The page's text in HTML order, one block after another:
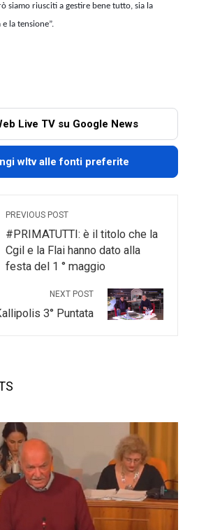
siamo riusciti a gestire bene tutto, sia la
e la tensione”.
Live TV su Google News
wltv alle fonti preferite
PREVIOUS POST
#PRIMATUTTI: è il titolo che la
Cgil e la Flai hanno dato alla
festa del 1 ° maggio
NEXT POST
3° Puntata